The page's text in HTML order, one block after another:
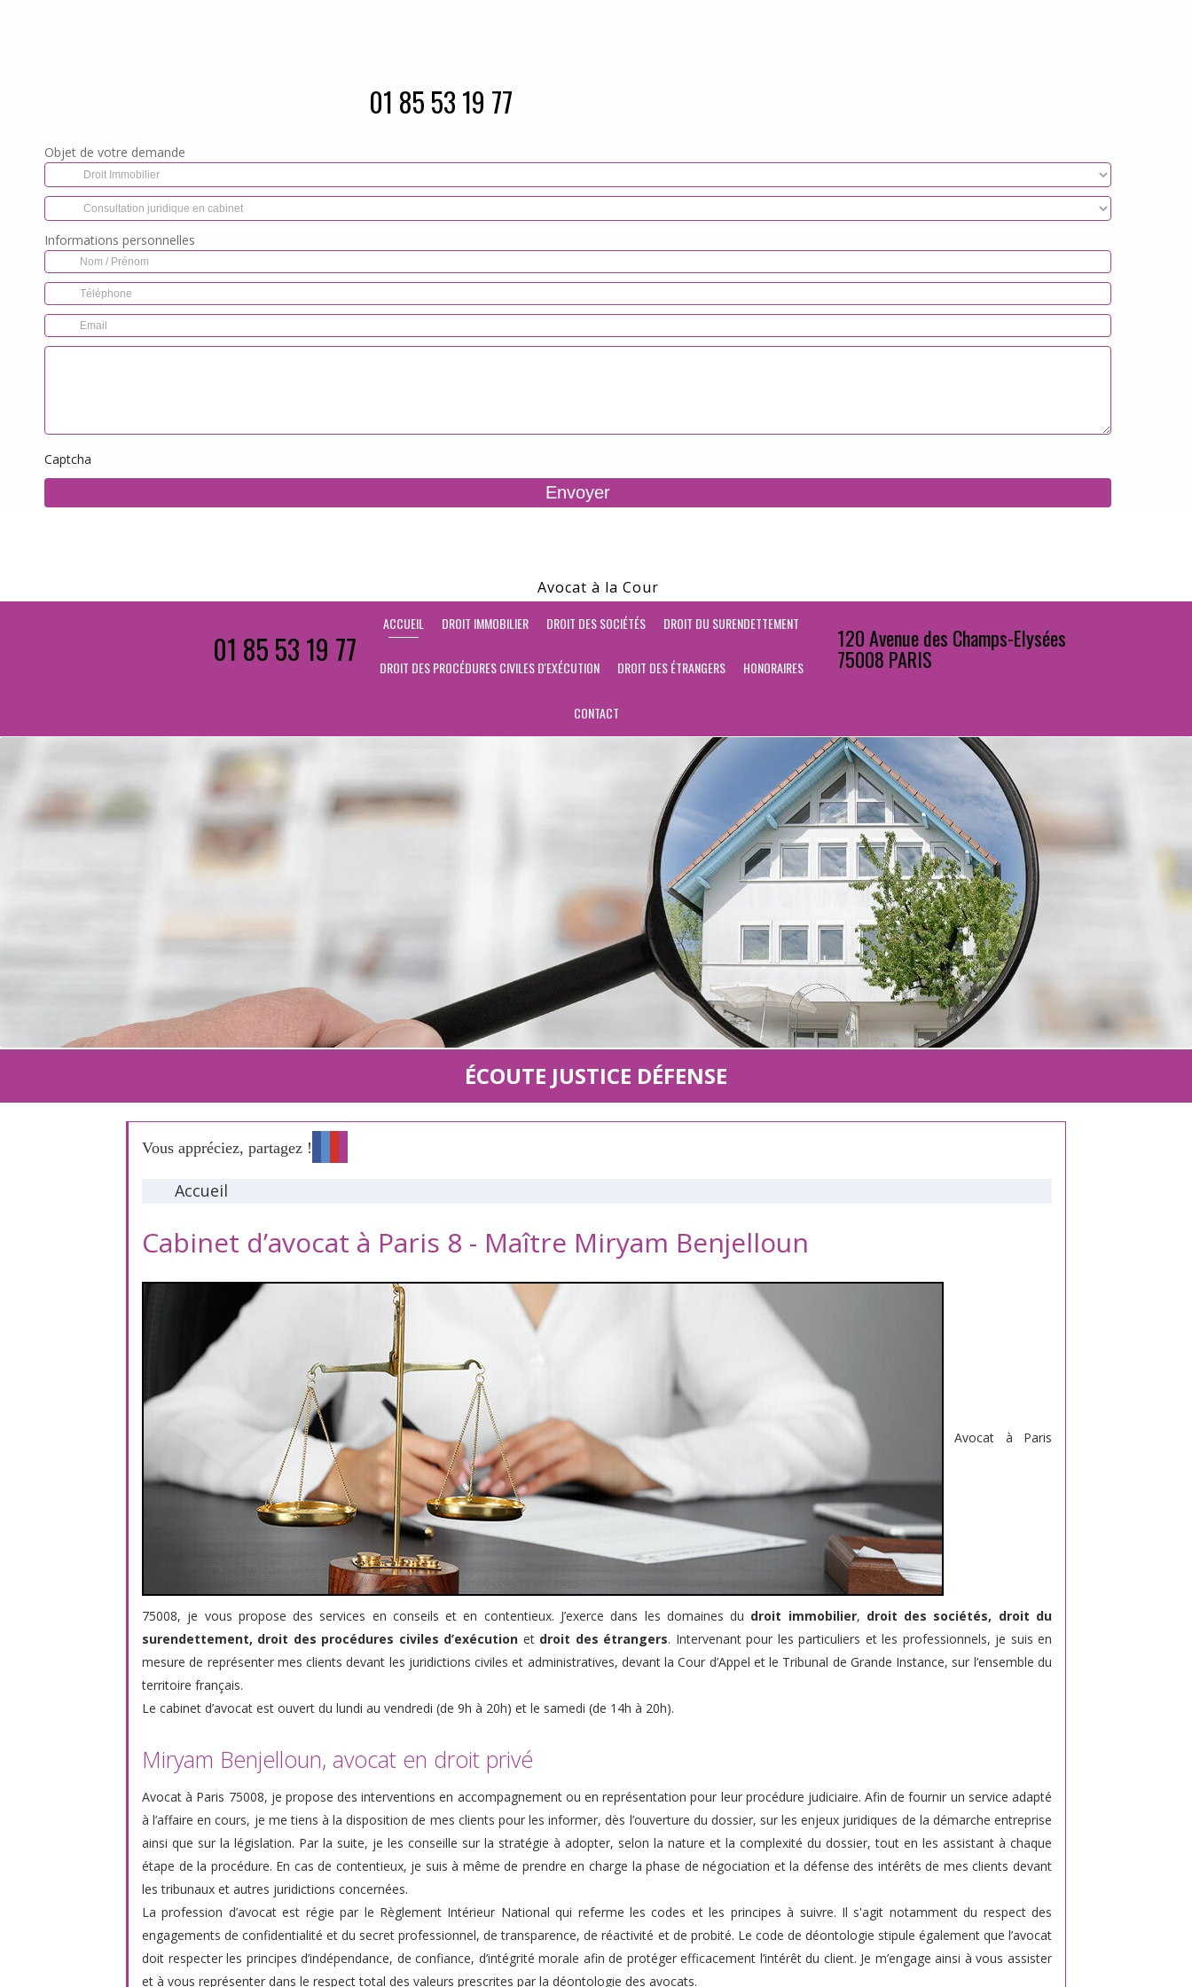
01 85 53 19 77
Objet de votre demande
Informations personnelles
Captcha
Avocat à la Cour
01 85 53 19 77 120 Avenue des Champs-Elysées
75008 PARIS
ACCUEIL DROIT IMMOBILIER DROIT DES SOCIÉTÉS DROIT DU SURENDETTEMENT
DROIT DES PROCÉDURES CIVILES D'EXÉCUTION DROIT DES ÉTRANGERS HONORAIRES
CONTACT
ÉCOUTE JUSTICE DÉFENSE
Vous appréciez, partagez !
Accueil
Cabinet d’avocat à Paris 8 - Maître Miryam Benjelloun
Avocat à Paris
75008, je vous propose des services en conseils et en contentieux. J’exerce dans les domaines du droit immobilier, droit des sociétés, droit du
surendettement, droit des procédures civiles d’exécution et droit des étrangers. Intervenant pour les particuliers et les professionnels, je suis en
mesure de représenter mes clients devant les juridictions civiles et administratives, devant la Cour d’Appel et le Tribunal de Grande Instance, sur l’ensemble du
territoire français.
Le cabinet d’avocat est ouvert du lundi au vendredi (de 9h à 20h) et le samedi (de 14h à 20h).
Miryam Benjelloun, avocat en droit privé
Avocat à Paris 75008, je propose des interventions en accompagnement ou en représentation pour leur procédure judiciaire. Afin de fournir un service adapté
à l’affaire en cours, je me tiens à la disposition de mes clients pour les informer, dès l’ouverture du dossier, sur les enjeux juridiques de la démarche entreprise
ainsi que sur la législation. Par la suite, je les conseille sur la stratégie à adopter, selon la nature et la complexité du dossier, tout en les assistant à chaque
étape de la procédure. En cas de contentieux, je suis à même de prendre en charge la phase de négociation et la défense des intérêts de mes clients devant
les tribunaux et autres juridictions concernées.
La profession d’avocat est régie par le Règlement Intérieur National qui referme les codes et les principes à suivre. Il s'agit notamment du respect des
engagements de confidentialité et du secret professionnel, de transparence, de réactivité et de probité. Le code de déontologie stipule également que l’avocat
doit respecter les principes d’indépendance, de confiance, d’intégrité morale afin de protéger efficacement l’intérêt du client. Je m’engage ainsi à vous assister
et à vous représenter dans le respect total des valeurs prescrites par la déontologie des avocats.